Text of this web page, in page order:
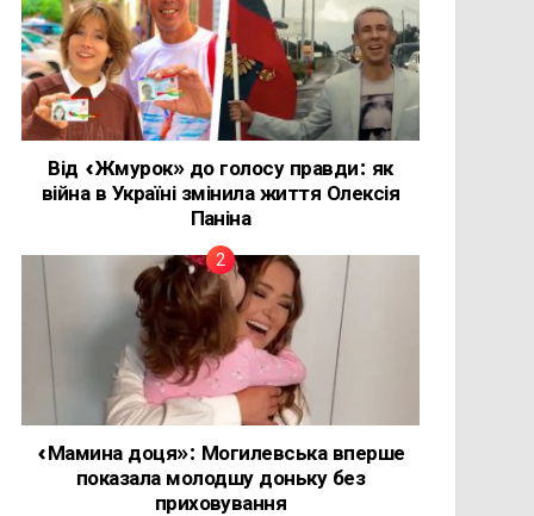
Від «Жмурок» до голосу правди: як
війна в Україні змінила життя Олексія
Паніна
«Мамина доця»: Могилевська вперше
показала молодшу доньку без
приховування